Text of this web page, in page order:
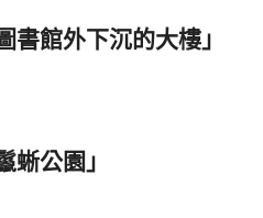
書館外下沉的大樓」
蜥公園」